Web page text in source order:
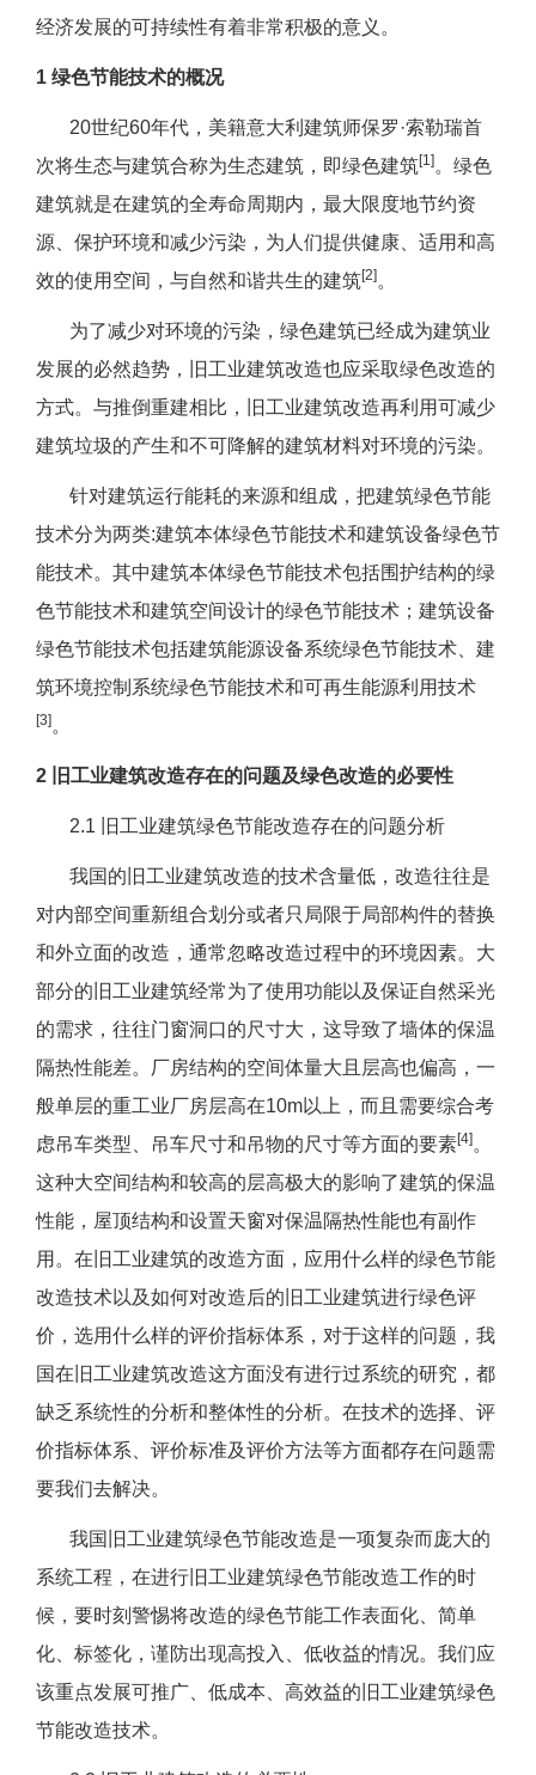
经济发展的可持续性有着非常积极的意义。
1 绿色节能技术的概况
20世纪60年代，美籍意大利建筑师保罗·索勒瑞首
次将生态与建筑合称为生态建筑，即绿色建筑[1] 。绿色
建筑就是在建筑的全寿命周期内，最大限度地节约资
源、保护环境和减少污染，为人们提供健康、适用和高
效的使用空间，与自然和谐共生的建筑[2] 。
为了减少对环境的污染，绿色建筑已经成为建筑业
发展的必然趋势，旧工业建筑改造也应采取绿色改造的
方式。与推倒重建相比，旧工业建筑改造再利用可减少
建筑垃圾的产生和不可降解的建筑材料对环境的污染。
针对建筑运行能耗的来源和组成，把建筑绿色节能
技术分为两类:建筑本体绿色节能技术和建筑设备绿色节
能技术。其中建筑本体绿色节能技术包括围护结构的绿
色节能技术和建筑空间设计的绿色节能技术；建筑设备
绿色节能技术包括建筑能源设备系统绿色节能技术、建
筑环境控制系统绿色节能技术和可再生能源利用技术
[3] 。
2 旧工业建筑改造存在的问题及绿色改造的必要性
2.1 旧工业建筑绿色节能改造存在的问题分析
我国的旧工业建筑改造的技术含量低，改造往往是
对内部空间重新组合划分或者只局限于局部构件的替换
和外立面的改造，通常忽略改造过程中的环境因素。大
部分的旧工业建筑经常为了使用功能以及保证自然采光
的需求，往往门窗洞口的尺寸大，这导致了墙体的保温
隔热性能差。厂房结构的空间体量大且层高也偏高，一
般单层的重工业厂房层高在10m以上，而且需要综合考
虑吊车类型、吊车尺寸和吊物的尺寸等方面的要素[4] 。
这种大空间结构和较高的层高极大的影响了建筑的保温
性能，屋顶结构和设置天窗对保温隔热性能也有副作
用。在旧工业建筑的改造方面，应用什么样的绿色节能
改造技术以及如何对改造后的旧工业建筑进行绿色评
价，选用什么样的评价指标体系，对于这样的问题，我
国在旧工业建筑改造这方面没有进行过系统的研究，都
缺乏系统性的分析和整体性的分析。在技术的选择、评
价指标体系、评价标准及评价方法等方面都存在问题需
要我们去解决。
我国旧工业建筑绿色节能改造是一项复杂而庞大的
系统工程，在进行旧工业建筑绿色节能改造工作的时
候，要时刻警惕将改造的绿色节能工作表面化、简单
化、标签化，谨防出现高投入、低收益的情况。我们应
该重点发展可推广、低成本、高效益的旧工业建筑绿色
节能改造技术。